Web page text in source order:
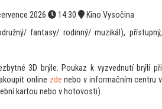
2026 14:30
Kino Vysočina
fantasy/ rodinný/ muzikál), přístupný,
3D brýle. Poukaz k vyzvednutí brýlí při
online zde nebo v informačním centru v
kartou nebo v hotovosti).